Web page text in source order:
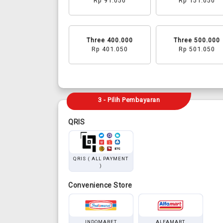
Three 400.000
Rp 401.050
Three 500.000
Rp 501.050
3 - Pilih Pembayaran
QRIS
QRIS ( ALL PAYMENT
)
Convenience Store